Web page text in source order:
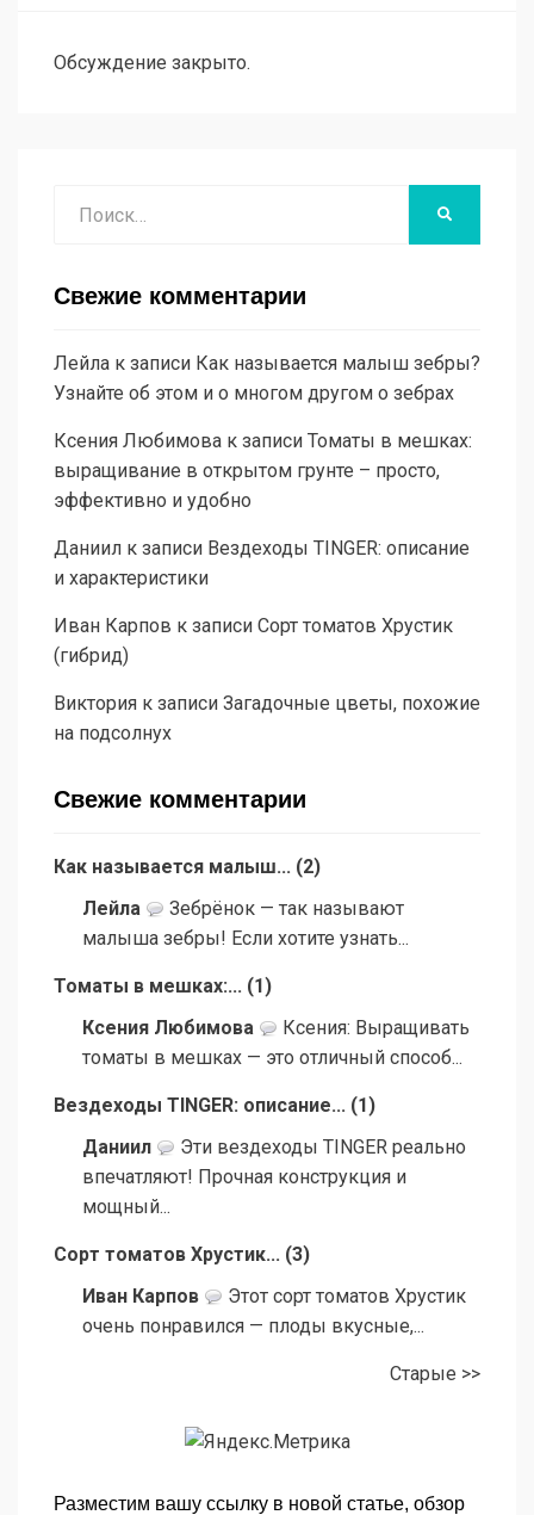
Обсуждение закрыто.
Свежие комментарии
Лейла к записи Как называется малыш зебры?
Узнайте об этом и о многом другом о зебрах
Ксения Любимова к записи Томаты в мешках:
выращивание в открытом грунте – просто,
эффективно и удобно
Даниил к записи Вездеходы TINGER: описание
и характеристики
Иван Карпов к записи Сорт томатов Хрустик
(гибрид)
Виктория к записи Загадочные цветы, похожие
на подсолнух
Свежие комментарии
Как называется малыш... (2)
Лейла
Зебрёнок — так называют
малыша зебры! Если хотите узнать...
Томаты в мешках:... (1 )
Ксения Любимова
Ксения: Выращивать
томаты в мешках — это отличный способ...
Вездеходы TINGER: описание... (1 )
Даниил
Эти вездеходы TINGER реально
впечатляют! Прочная конструкция и
мощный...
Сорт томатов Хрустик... (3)
Иван Карпов
Этот сорт томатов Хрустик
очень понравился — плоды вкусные,...
Старые >>
Разместим вашу ссылку в новой статье, обзор